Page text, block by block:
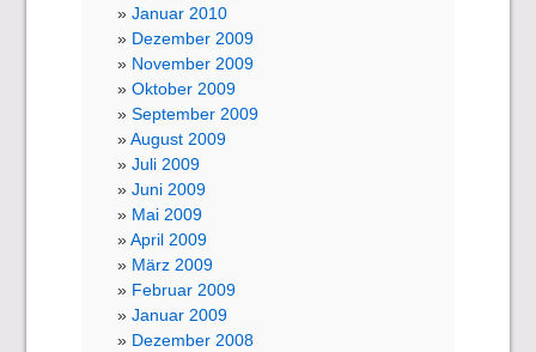
Januar 2010
Dezember 2009
November 2009
Oktober 2009
September 2009
August 2009
Juli 2009
Juni 2009
Mai 2009
April 2009
März 2009
Februar 2009
Januar 2009
Dezember 2008